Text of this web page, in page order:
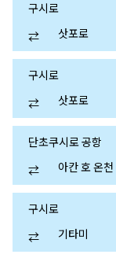
구시로
⇄
삿포로
구시로
⇄
삿포로
단초쿠시로 공항
⇄
아칸 호 온천
구시로
⇄
기타미